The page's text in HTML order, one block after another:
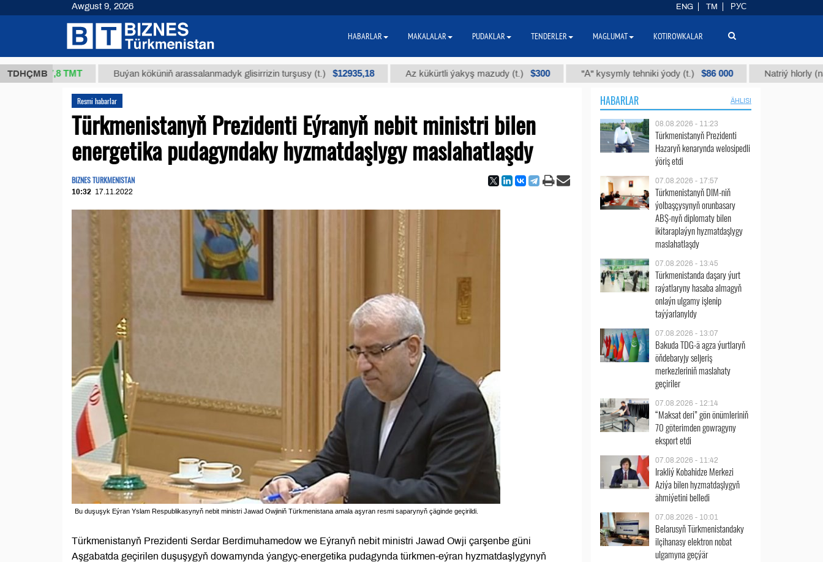
TDHÇMB
37,8 ТМТ Buýan köküniň arassalanmadyk glisirrizin turşusy (t.) $12935,18 Az kükürtli ýakyş mazudy (t.) $300 "А" kysymly tehniki ýody (t.) $86 000 Natriý hlorly (nahar
Resmi habarlar
Türkmenistanyň Prezidenti Eýranyň nebit ministri bilen
energetika pudagyndaky hyzmatdaşlygy maslahatlaşdy
BIZNES TURKMENISTAN
10:32 17.11.2022
Bu duşuşyk Eýran Yslam Respublikasynyň nebit ministri Jawad Owjiniň Türkmenistana amala aşyran resmi saparynyň çäginde geçirildi.
Türkmenistanyň Prezidenti Serdar Berdimuhamedow we Eýranyň nebit ministri Jawad Owji çarşenbe güni
Aşgabatda geçirilen duşuşygyň dowamynda ýangyç-energetika pudagynda türkmen-eýran hyzmatdaşlygynyň
HABARLAR ÄHLISI
08.08.2026 - 11:23
Türkmenistanyň Prezidenti
Hazaryň kenarynda welosipedli
ýöriş etdi
07.08.2026 - 17:57
Türkmenistanyň DIM-niň
ýolbaşçysynyň orunbasary
ABŞ-nyň diplomaty bilen
ikitaraplaýyn hyzmatdaşlygy
maslahatlaşdy
07.08.2026 - 13:45
Türkmenistanda daşary ýurt
raýatlaryny hasaba almagyň
onlaýn ulgamy işlenip
taýýarlanyldy
07.08.2026 - 13:07
Bakuda TDG-ä agza ýurtlaryň
öňdebaryjy seljeriş
merkezleriniň maslahaty
geçiriler
07.08.2026 - 12:14
“Maksat deri” gön önümleriniň
70 göterimden gowragyny
eksport etdi
07.08.2026 - 11:42
Irakliý Kobahidze Merkezi
Aziýa bilen hyzmatdaşlygyň
ähmiýetini belledi
07.08.2026 - 10:01
Belarusyň Türkmenistandaky
ilçihanasy elektron nobat
ulgamyna geçýär
Awgust 9, 2026 ENG TM РУС
HABARLAR MAKALALAR PUDAKLAR TENDERLER MAGLUMAT KOTIROWKALAR